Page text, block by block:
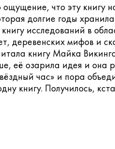
ощущение, что эту книгу
долгие годы
исследований в
деревенских мифов и
книгу Майка
её озарила идея и она
час» и пора
книгу. Получилось,